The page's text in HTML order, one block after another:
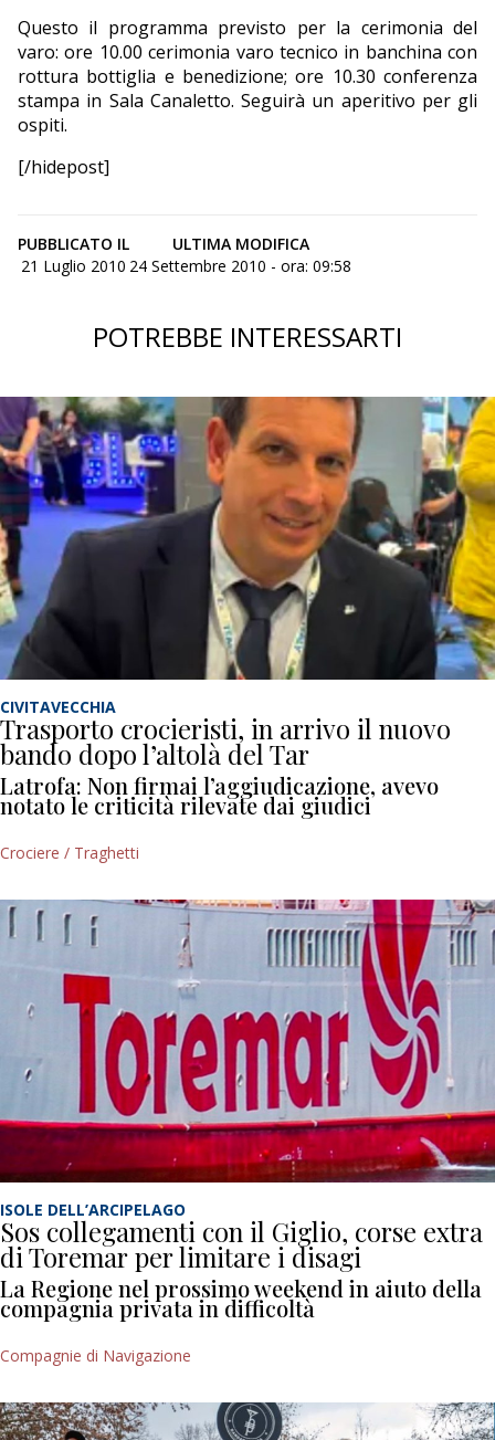
Questo il programma previsto per la cerimonia del
varo: ore 10.00 cerimonia varo tecnico in banchina con
rottura bottiglia e benedizione; ore 10.30 conferenza
stampa in Sala Canaletto. Seguirà un aperitivo per gli
ospiti.
[/hidepost]
PUBBLICATO IL
21 Luglio 2010
ULTIMA MODIFICA
24 Settembre 2010 - ora: 09:58
POTREBBE INTERESSARTI
CIVITAVECCHIA
Trasporto crocieristi, in arrivo il nuovo
bando dopo l’altolà del Tar
Latrofa: Non firmai l’aggiudicazione, avevo
notato le criticità rilevate dai giudici
Crociere / Traghetti
ISOLE DELL’ARCIPELAGO
Sos collegamenti con il Giglio, corse extra
di Toremar per limitare i disagi
La Regione nel prossimo weekend in aiuto della
compagnia privata in difficoltà
Compagnie di Navigazione